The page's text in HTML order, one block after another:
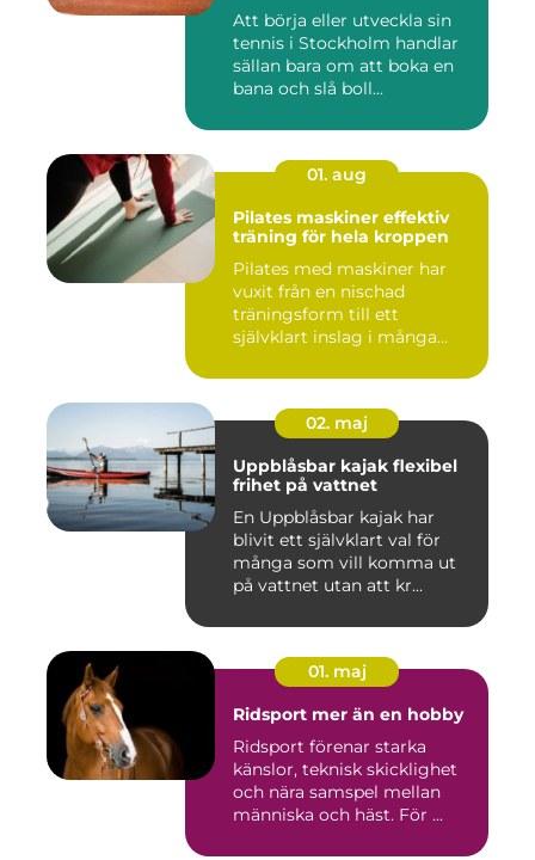
Att börja eller utveckla sin
tennis i Stockholm handlar
sällan bara om att boka en
bana och slå boll...
01. aug
Pilates maskiner effektiv
träning för hela kroppen
Pilates med maskiner har
vuxit från en nischad
träningsform till ett
självklart inslag i många
02. maj
Uppblåsbar kajak flexibel
frihet på vattnet
En Uppblåsbar kajak har
blivit ett självklart val för
många som vill komma ut
på vattnet utan att kr...
01. maj
Ridsport mer än en hobby
Ridsport förenar starka
känslor, teknisk skicklighet
och nära samspel mellan
människa och häst. För ...